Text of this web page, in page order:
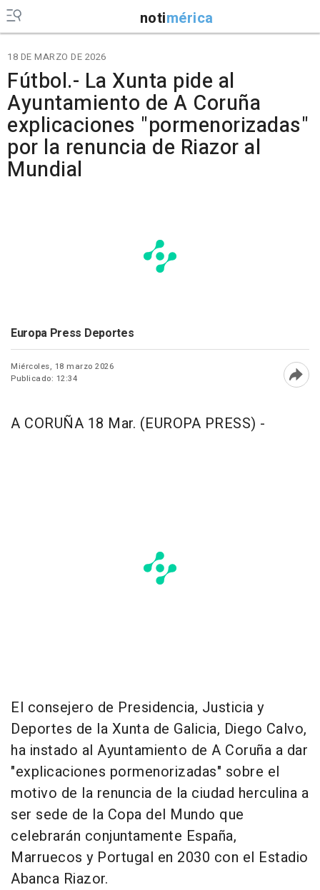
notimérica
18 DE MARZO DE 2026
Fútbol.- La Xunta pide al
Ayuntamiento de A Coruña
explicaciones "pormenorizadas"
por la renuncia de Riazor al
Mundial
Europa Press Deportes
Miércoles, 18 marzo 2026
Publicado: 12:34
A CORUÑA 18 Mar. (EUROPA PRESS) -
El consejero de Presidencia, Justicia y
Deportes de la Xunta de Galicia, Diego Calvo,
ha instado al Ayuntamiento de A Coruña a dar
"explicaciones pormenorizadas" sobre el
motivo de la renuncia de la ciudad herculina a
ser sede de la Copa del Mundo que
celebrarán conjuntamente España,
Marruecos y Portugal en 2030 con el Estadio
Abanca Riazor.